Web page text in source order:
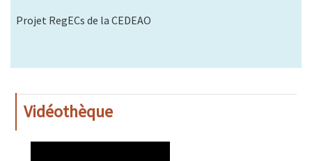
Projet RegECs de la CEDEAO
Vidéothèque